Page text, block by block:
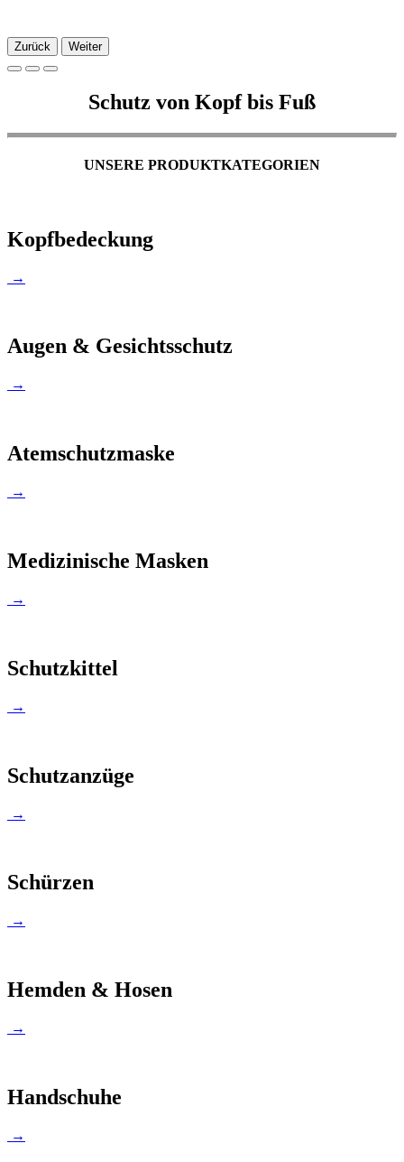
Zurück Weiter
Schutz von Kopf bis Fuß
UNSERE PRODUKTKATEGORIEN
Kopfbedeckung
→
Augen & Gesichtsschutz
→
Atemschutzmaske
→
Medizinische Masken
→
Schutzkittel
→
Schutzanzüge
→
Schürzen
→
Hemden & Hosen
→
Handschuhe
→